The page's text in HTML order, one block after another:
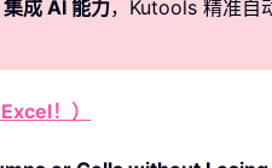
集成 AI 能力，Kutools 精准自
！）